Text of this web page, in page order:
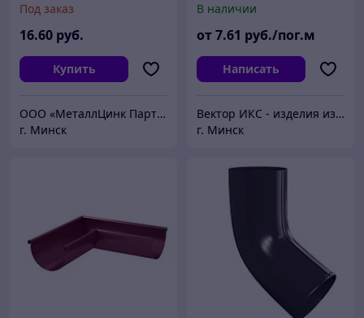
Под заказ
16.60 руб.
Купить
ООО «МеталлЦинк Партнер»
г. Минск
В наличии
от7.61 руб./пог.м
Написать
Вектор ИКС - изделия из металла и пластика
г. Минск